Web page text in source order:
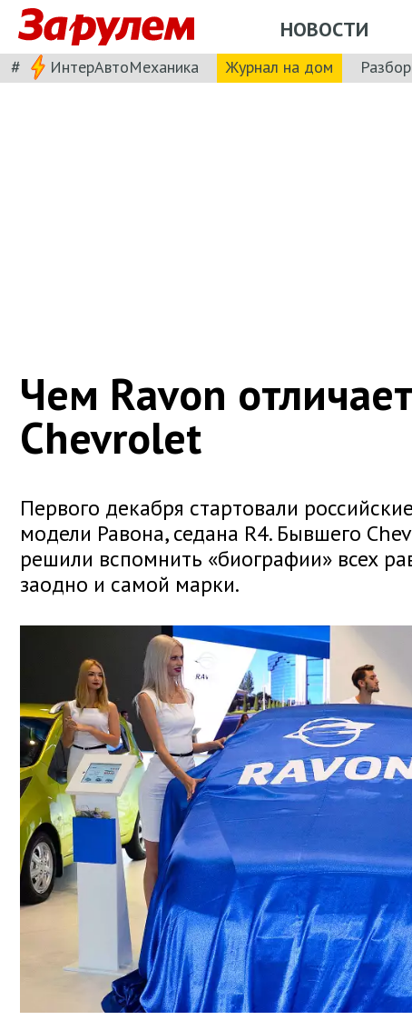
НОВОСТИ
# ИнтерАвтоМеханика Журнал на дом
Чем Ravon
Chevrolet
Первого декабря стартовали
модели Равона, седана R4. Бывшего
решили вспомнить «биографии» всех
заодно и самой марки.